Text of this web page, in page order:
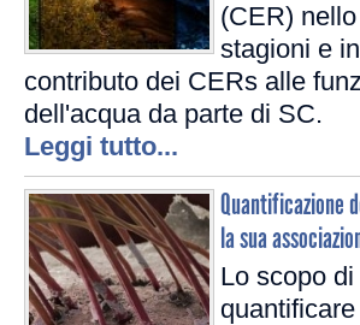
(CER)
stagioni e
contributo dei CERs alle
dell'acqua da parte di SC.
Leggi tutto...
Quantificazione
la sua
Lo scopo